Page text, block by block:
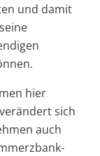
und damit
hier
sich
auch